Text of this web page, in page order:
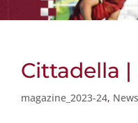
Cittadella |
magazine_2023-24, News